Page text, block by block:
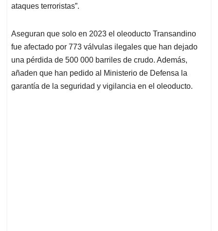
ataques terroristas”.
Aseguran que solo en 2023 el oleoducto Transandino
fue afectado por 773 válvulas ilegales que han dejado
una pérdida de 500 000 barriles de crudo. Además,
añaden que han pedido al Ministerio de Defensa la
garantía de la seguridad y vigilancia en el oleoducto.